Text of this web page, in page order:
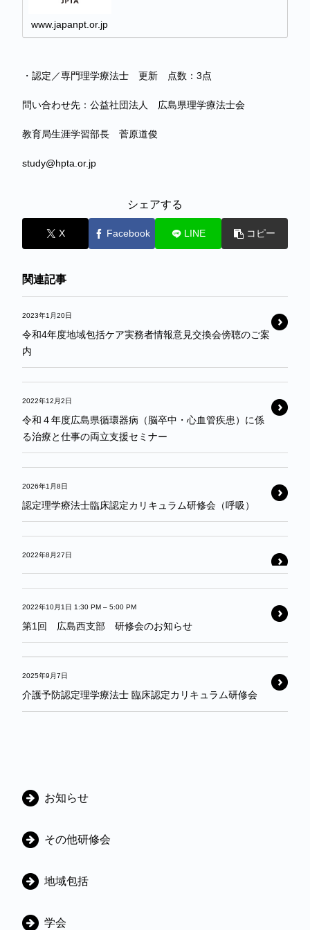
www.japanpt.or.jp
・認定／専門理学療法士 更新 点数：3点
問い合わせ先：公益社団法人 広島県理学療法士会
教育局生涯学習部長 菅原道俊
study@hpta.or.jp
シェアする
X Facebook LINE コピー
関連記事
2023年1月20日
令和4年度地域包括ケア実務者情報意見交換会傍聴のご案
内
2022年12月2日
令和４年度広島県循環器病（脳卒中・心血管疾患）に係
る治療と仕事の両立支援セミナー
2026年1月8日
認定理学療法士臨床認定カリキュラム研修会（呼吸）
2022年8月27日
2022年10月1日 1:30 PM – 5:00 PM
第1回 広島西支部 研修会のお知らせ
2025年9月7日
介護予防認定理学療法士 臨床認定カリキュラム研修会
カ
ゴ
お知らせ
その他研修会
地域包括
学会